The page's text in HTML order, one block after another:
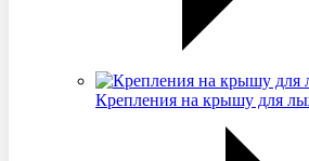
Крепления на крышу для